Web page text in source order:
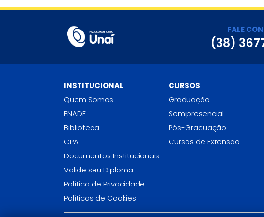
FALE
(38)
INSTITUCIONAL
Quem Somos
ENADE
Biblioteca
CPA
Documentos Institucionais
Valide seu Diploma
Política de Privacidade
Políticas de Cookies
CURSOS
Graduação
Semipresencial
Pós-Graduação
Cursos de Extensão